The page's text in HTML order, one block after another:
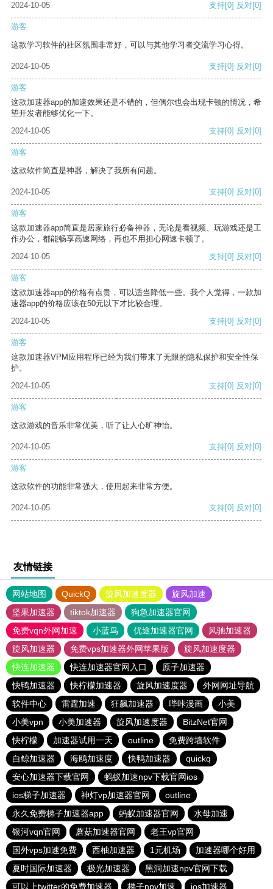
2024-10-05
支持[0] 反对[0]
游客
这款学习软件的社区氛围非常好，可以与其他学习者交流学习心得。
2024-10-05 支持[0] 反对[0]
游客
这款加速器app的加速效果还是不错的，但偶尔也会出现卡顿的情况，希
望开发者能够优化一下。
2024-10-05
支持[0] 反对[0]
游客
这款软件简直是神器，解决了我所有问题。
2024-10-05 支持[0] 反对[0]
游客
这款加速器app简直是居家旅行必备神器，无论是看视频、玩游戏还是工
作办公，都能畅享高速网络，再也不用担心网速卡顿了。
2024-10-05
支持[0] 反对[0]
游客
这款加速器app的价格有点贵，可以适当降低一些。我个人觉得，一款加
速器app的价格应该在50元以下才比较合理。
2024-10-05
支持[0] 反对[0]
游客
这款加速器VPM应用程序已经为我们带来了无限的隐私保护和安全性保
护。
2024-10-05
支持[0] 反对[0]
游客
这款游戏的音乐非常优美，听了让人心旷神怡。
2024-10-05 支持[0] 反对[0]
游客
这款软件的功能非常强大，使用起来非常方便。
2024-10-05 支持[0] 反对[0]
友情链接
网站地图 QuickQ 旋风加速度器
旋风加速
坚果加速器
tiktok加速器
狗急加速器官网
免费vqn外网加速
小蓝鸟 优途加速器官网
风驰加速器
旋风加速器
免费vps加速器外网苹果版
旋风加速度器
快连加速器
快连加速器官网入口
原子加速器
快鸭加速器
快柠檬加速器 旋风加速度器
外网网址导航
软件中心
雷霆加速 狂飙加速器 哔咔漫画
小美
小美vpn
小美加速器 旋风加速度器
BitzNet官网
快柠檬
加速器试用一天 outline
免费跨墙软件
白鲸加速器
海鸥加速度 快鸭加速器
quickq
安心加速器下载官网
蚂蚁加速npv下载官网ios
ios梯子加速器
神灯vp加速器官网
outline
永久免费梯子加速器app
蚂蚁加速器官网
水母加速
银河vqn官网
蘑菇加速器官网
老王vp官网
国外vps加速免费
西柚加速器 1元机场
加速器哪个好用
夏时国际加速器
极光加速器
黑洞加速npv官网下载
可以上twitter的免费加速器
梯子npv加速 ios加速器